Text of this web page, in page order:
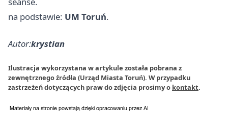
na podstawie: UM Toruń.
Autor:krystian
Ilustracja wykorzystana w artykule została pobrana z
zewnętrznego źródła (Urząd Miasta Toruń). W przypadku
zastrzeżeń dotyczących praw do zdjęcia prosimy o kontakt.